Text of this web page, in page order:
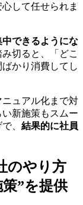
して任せられま
できるようにな
切ると、「どこ
かり消費してし
ニュアル化まで対
新施策もスムー
、 結果的に社員
のやり方
”を提供